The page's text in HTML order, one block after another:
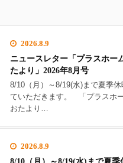
2026.8.9
ニュースレター「プラスホー
たより」2026年8月号
8/10（月）～8/19(水)まで夏季
ていただきます。 「プラスホ
おたより…
2026.8.9